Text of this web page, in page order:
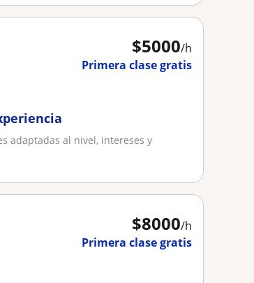
$5000/h
Primera clase gratis
adaptadas al nivel, intereses y
$8000/h
Primera clase gratis